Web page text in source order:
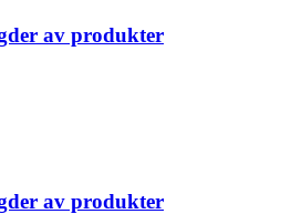
av produkter
av produkter